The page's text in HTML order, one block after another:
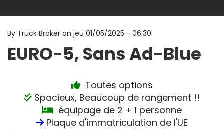
By Truck Broker on jeu 01/05/2025 - 06:30
EURO-5, Sans Ad-Blue
Toutes options
Spacieux, Beaucoup de rangement !!
équipage de 2 + 1 personne
Plaque d'immatriculation de l'UE